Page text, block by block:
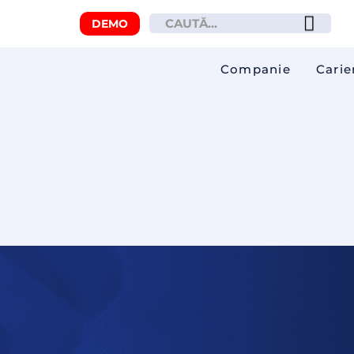
DEMO
Companie